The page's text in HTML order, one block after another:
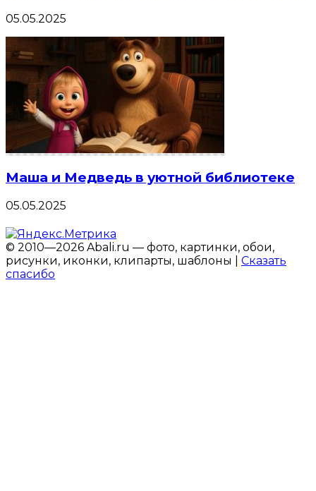
05.05.2025
Маша и Медведь в уютной библиотеке
05.05.2025
© 2010—2026 Abali.ru — фото, картинки, обои,
рисунки, иконки, клипарты, шаблоны | Сказать
спасибо